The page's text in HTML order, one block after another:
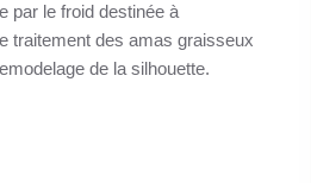
par le froid destinée à
traitement des amas graisseux
de la silhouette.